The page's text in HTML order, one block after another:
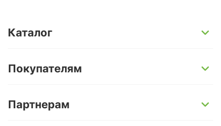
Каталог
Кварц-винил и LVT-плитка
Ламинат
Покупателям
Условия доставки
Партнерам